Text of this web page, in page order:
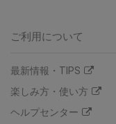
ご利用について
最新情報・TIPS
楽しみ方・使い方
ヘルプセンター